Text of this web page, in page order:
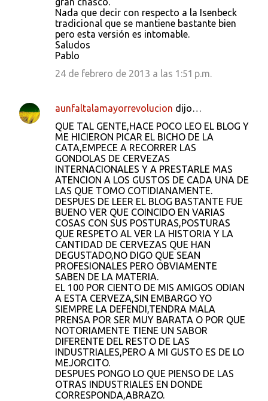
Nada que decir con respecto a la Isenbeck
tradicional que se mantiene bastante bien
pero esta versión es intomable.
Saludos
Pablo
24 de febrero de 2013 a las 1:51 p.m.
aunfaltalamayorrevolucion dijo…
QUE TAL GENTE,HACE POCO LEO EL BLOG Y
ME HICIERON PICAR EL BICHO DE LA
CATA,EMPECE A RECORRER LAS
GONDOLAS DE CERVEZAS
INTERNACIONALES Y A PRESTARLE MAS
ATENCION A LOS GUSTOS DE CADA UNA DE
LAS QUE TOMO COTIDIANAMENTE.
DESPUES DE LEER EL BLOG BASTANTE FUE
BUENO VER QUE COINCIDO EN VARIAS
COSAS CON SUS POSTURAS,POSTURAS
QUE RESPETO AL VER LA HISTORIA Y LA
CANTIDAD DE CERVEZAS QUE HAN
DEGUSTADO,NO DIGO QUE SEAN
PROFESIONALES PERO OBVIAMENTE
SABEN DE LA MATERIA.
EL 100 POR CIENTO DE MIS AMIGOS ODIAN
A ESTA CERVEZA,SIN EMBARGO YO
SIEMPRE LA DEFENDI,TENDRA MALA
PRENSA POR SER MUY BARATA O POR QUE
NOTORIAMENTE TIENE UN SABOR
DIFERENTE DEL RESTO DE LAS
INDUSTRIALES,PERO A MI GUSTO ES DE LO
MEJORCITO.
DESPUES PONGO LO QUE PIENSO DE LAS
OTRAS INDUSTRIALES EN DONDE
CORRESPONDA,ABRAZO.